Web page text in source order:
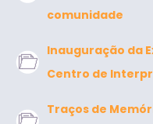
comunidade
Inauguração da
Centro de
Traços de